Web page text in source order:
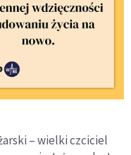
– wielki czciciel